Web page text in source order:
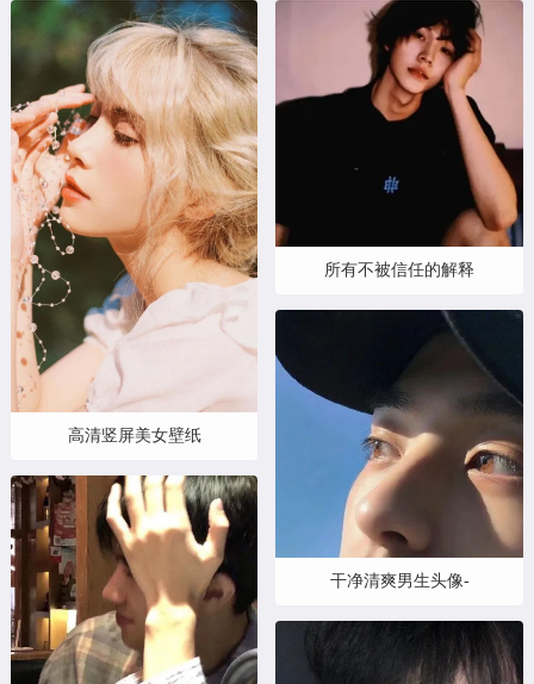
高清竖屏美女壁纸
所有不被信任的解释
干净清爽男生头像-